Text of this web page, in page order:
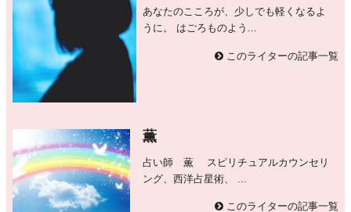
あなたのこころが、少しでも軽くなるよ
うに。 はごろものよう...
このライターの記事一覧
薫
占い師 薫 スピリチュアルカウンセリ
ング、西洋占星術、 ...
このライターの記事一覧